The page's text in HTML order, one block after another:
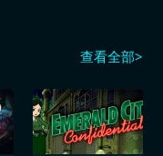
查看全部>